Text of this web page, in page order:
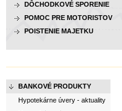
DÔCHODKOVÉ SPORENIE
POMOC PRE MOTORISTOV
POISTENIE MAJETKU
BANKOVÉ PRODUKTY
Hypotekárne úvery - aktuality